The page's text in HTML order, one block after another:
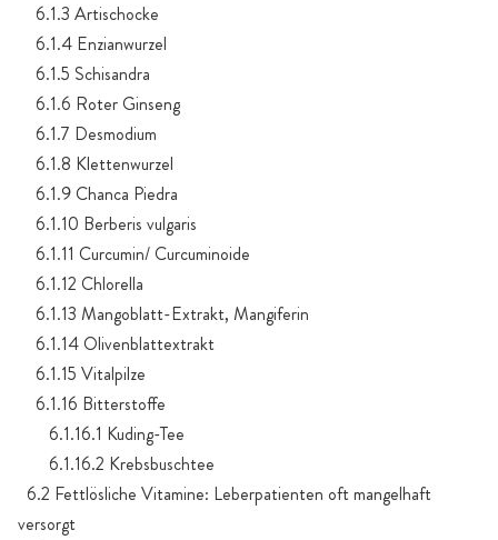
6.1.3 Artischocke
6.1.4 Enzianwurzel
6.1.5 Schisandra
6.1.6 Roter Ginseng
6.1.7 Desmodium
6.1.8 Klettenwurzel
6.1.9 Chanca Piedra
6.1.10 Berberis vulgaris
6.1.11 Curcumin/ Curcuminoide
6.1.12 Chlorella
6.1.13 Mangoblatt-Extrakt, Mangiferin
6.1.14 Olivenblattextrakt
6.1.15 Vitalpilze
6.1.16 Bitterstoffe
6.1.16.1 Kuding-Tee
6.1.16.2 Krebsbuschtee
6.2 Fettlösliche Vitamine: Leberpatienten oft mangelhaft
versorgt